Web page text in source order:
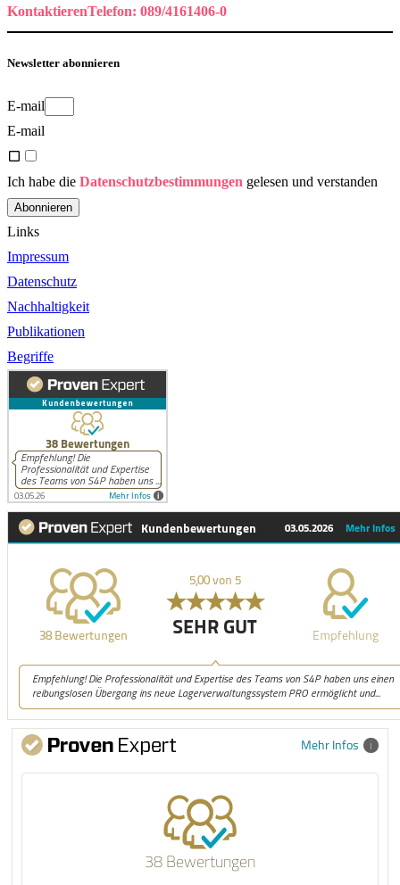
KontaktierenTelefon: 089/4161406-0
Newsletter abonnieren
E-mail
E-mail
Ich habe die Datenschutzbestimmungen gelesen und verstanden
Abonnieren
Links
Impressum
Datenschutz
Nachhaltigkeit
Publikationen
Begriffe
Mehr Infos
38 Bewertungen